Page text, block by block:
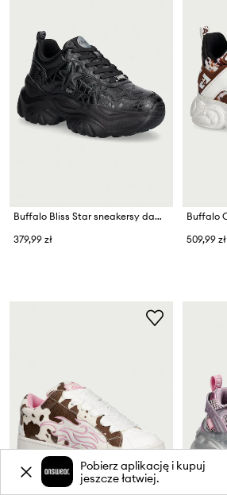
Buffalo Bliss Star sneakersy damskie
379,99 zł
509,99 zł
Pobierz aplikację i kupuj
jeszcze łatwiej.